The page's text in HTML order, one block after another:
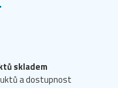
skladem
a dostupnost